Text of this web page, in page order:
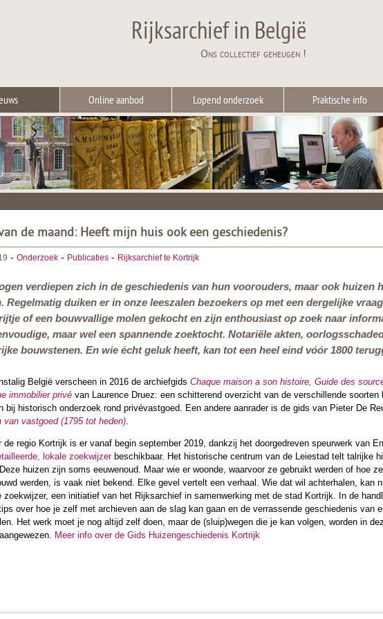
Rijksarchief in België
Ons collectief geheugen !
Online aanbod Lopend onderzoek Praktische info
de maand: Heeft mijn huis ook een geschiedenis?
- Onderzoek - Publicaties - Rijksarchief te Kortrijk
verdiepen zich in de geschiedenis van hun voorouders, maar ook huizen
Regelmatig duiken er in onze leeszalen bezoekers op met een dergelijke
of een bouwvallige molen gekocht en zijn enthousiast op zoek naar
maar wel een spannende zoektocht. Notariële akten,
bouwstenen. En wie écht geluk heeft, kan tot een heel eind vóór 1800
België verscheen in 2016 de archiefgids Chaque maison a son histoire, Guide des
immobilier privé van Laurence Druez: een schitterend overzicht van de verschillende soorten
bij historisch onderzoek rond privévastgoed. Een andere aanrader is de gids van Pieter De
van vastgoed (1795 tot heden).
de regio Kortrijk is er vanaf begin september 2019, dankzij het doorgedreven speurwerk van
lokale zoekwijzerbeschikbaar. Het historische centrum van de Leiestad telt talrijke
huizen zijn soms eeuwenoud. Maar wie er woonde, waarvoor ze gebruikt werden of hoe
werden, is vaak niet bekend. Elke gevel vertelt een verhaal. Wie dat wil achterhalen, kan
zoekwijzer, een initiatief van het Rijksarchief in samenwerking met de stad Kortrijk. In de
over hoe je zelf met archieven aan de slag kan gaan en de verrassende geschiedenis van
Het werk moet je nog altijd zelf doen, maar de (sluip)wegen die je kan volgen, worden in
Meer info over de Gids Huizengeschiedenis Kortrijk